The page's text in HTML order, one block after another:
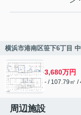
横浜市港南区笹下6丁目
3,680万円
- / 107.79㎡ /
周辺施設